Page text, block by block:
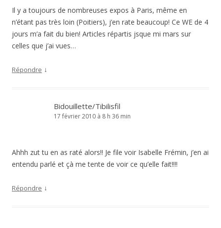
Il y a toujours de nombreuses expos à Paris, même en
n’étant pas très loin (Poitiers), j’en rate beaucoup! Ce WE de 4
jours m’a fait du bien! Articles répartis jsque mi mars sur
celles que j’ai vues…
Répondre ↓
Bidouillette/Tibilisfil
17 février 2010 à 8 h 36 min
Ahhh zut tu en as raté alors!! Je file voir Isabelle Frémin, j’en ai
entendu parlé et çà me tente de voir ce qu’elle fait!!!!
Répondre ↓